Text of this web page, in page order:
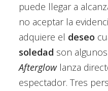
puede llegar a
no aceptar la
adquiere el deseo
soledad son
Afterglowlanza
espectador. Tres